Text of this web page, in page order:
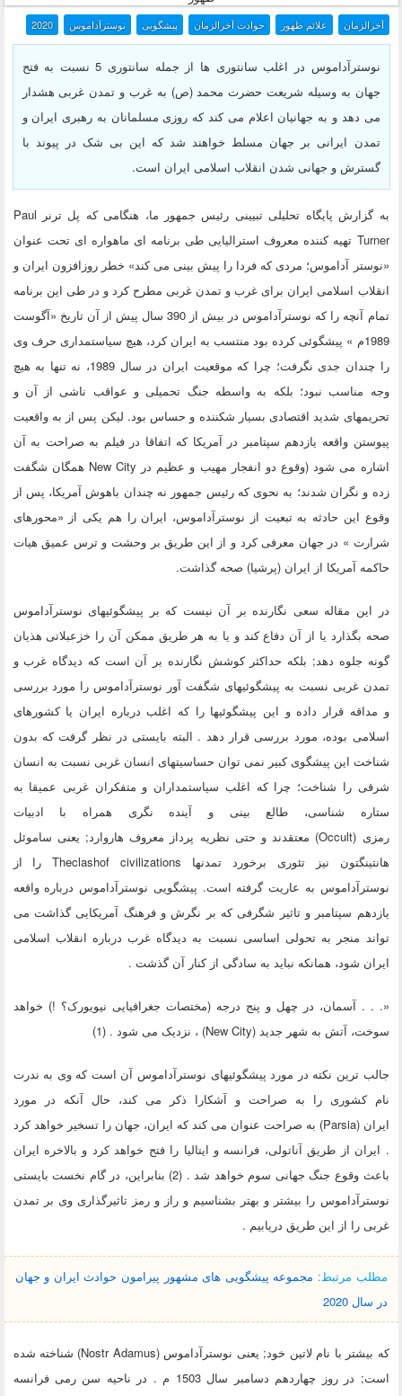
آخرالزمان علائم ظهور حوادث آخرالزمان پیشگویی نوسترآداموس 2020
نوسترآداموس در اغلب سانتوری ها از جمله سانتوری 5 نسبت به فتح
جهان به وسیله شریعت حضرت محمد (ص) به غرب و تمدن غربی هشدار
می دهد و به جهانیان اعلام می کند که روزی مسلمانان به رهبری ایران و
تمدن ایرانی بر جهان مسلط خواهند شد که این بی شک در پیوند با
گسترش و جهانی شدن انقلاب اسلامی ایران است.
به گزارش پایگاه تحلیلی تبیینی رئیس جمهور ما، هنگامی که پل ترنر Paul
Turner تهیه کننده معروف استرالیایی طی برنامه ای ماهواره ای تحت عنوان
«نوستر آداموس؛ مردی که فردا را پیش بینی می کند» خطر روزافزون ایران و
انقلاب اسلامی ایران برای غرب و تمدن غربی مطرح کرد و در طی این برنامه
تمام آنچه را که نوسترآداموس در بیش از 390 سال پیش از آن تاریخ «آگوست
1989م » پیشگوئی کرده بود منتسب به ایران کرد، هیچ سیاستمداری حرف وی
را چندان جدی نگرفت؛ چرا که موقعیت ایران در سال 1989، نه تنها به هیچ
وجه مناسب نبود؛ بلکه به واسطه جنگ تحمیلی و عواقب ناشی از آن و
تحریمهای شدید اقتصادی بسیار شکننده و حساس بود. لیکن پس از به واقعیت
پیوستن واقعه یازدهم سپتامبر در آمریکا که اتفاقا در فیلم به صراحت به آن
اشاره می شود (وقوع دو انفجار مهیب و عظیم در New City همگان شگفت
زده و نگران شدند؛ به نحوی که رئیس جمهور نه چندان باهوش آمریکا، پس از
وقوع این حادثه به تبعیت از نوسترآداموس، ایران را هم یکی از «محورهای
شرارت » در جهان معرفی کرد و از این طریق بر وحشت و ترس عمیق هیات
حاکمه آمریکا از ایران (پرشیا) صحه گذاشت.
در این مقاله سعی نگارنده بر آن نیست که بر پیشگوئیهای نوسترآداموس
صحه بگذارد یا از آن دفاع کند و یا به هر طریق ممکن آن را خزعبلاتی هذیان
گونه جلوه دهد; بلکه حداکثر کوشش نگارنده بر آن است که دیدگاه غرب و
تمدن غربی نسبت به پیشگوئیهای شگفت آور نوسترآداموس را مورد بررسی
و مداقه قرار داده و این پیشگوئیها را که اغلب درباره ایران یا کشورهای
اسلامی بوده، مورد بررسی قرار دهد . البته بایستی در نظر گرفت که بدون
شناخت این پیشگوی کبیر نمی توان حساسیتهای انسان غربی نسبت به انسان
شرقی را شناخت؛ چرا که اغلب سیاستمداران و متفکران غربی عمیقا به
ستاره شناسی، طالع بینی و آینده نگری همراه با ادبیات
رمزی (Occult) معتقدند و حتی نظریه پرداز معروف هاروارد; یعنی ساموئل
هانتینگتون نیز تئوری برخورد تمدنها Theclashof civilizations را از
نوسترآداموس به عاریت گرفته است. پیشگویی نوسترآداموس درباره واقعه
یازدهم سپتامبر و تاثیر شگرفی که بر نگرش و فرهنگ آمریکایی گذاشت می
تواند منجر به تحولی اساسی نسبت به دیدگاه غرب درباره انقلاب اسلامی
ایران شود، همانکه نباید به سادگی از کنار آن گذشت .
«. . . آسمان، در چهل و پنج درجه (مختصات جغرافیایی نیویورک؟ !) خواهد
سوخت، آتش به شهر جدید (New City) ، نزدیک می شود . (1)
جالب ترین نکته در مورد پیشگوئیهای نوسترآداموس آن است که وی به ندرت
نام کشوری را به صراحت و آشکارا ذکر می کند، حال آنکه در مورد
ایران (Parsia) به صراحت عنوان می کند که ایران، جهان را تسخیر خواهد کرد
. ایران از طریق آناتولی، فرانسه و ایتالیا را فتح خواهد کرد و بالاخره ایران
باعث وقوع جنگ جهانی سوم خواهد شد . (2) بنابراین، در گام نخست بایستی
نوسترآداموس را بیشتر و بهتر بشناسیم و راز و رمز تاثیرگذاری وی بر تمدن
غربی را از این طریق دریابیم .
مطلب مرتبط: مجموعه پیشگویی های مشهور پیرامون حوادث ایران و جهان
در سال 2020
که بیشتر با نام لاتین خود; یعنی نوسترآداموس (Nostr Adamus) شناخته شده
است; در روز چهاردهم دسامبر سال 1503 م . در ناحیه سن رمی فرانسه